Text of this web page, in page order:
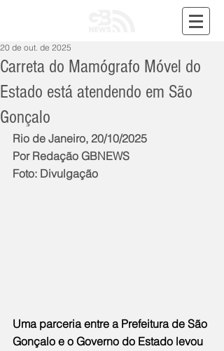
Carreta do Mamógrafo Móvel do
Estado está atendendo em São
Gonçalo
20 de out. de 2025
Rio de Janeiro, 20/10/2025
Por Redação GBNEWS
Foto: Divulgação
Uma parceria entre a Prefeitura de São
Gonçalo e o Governo do Estado levou